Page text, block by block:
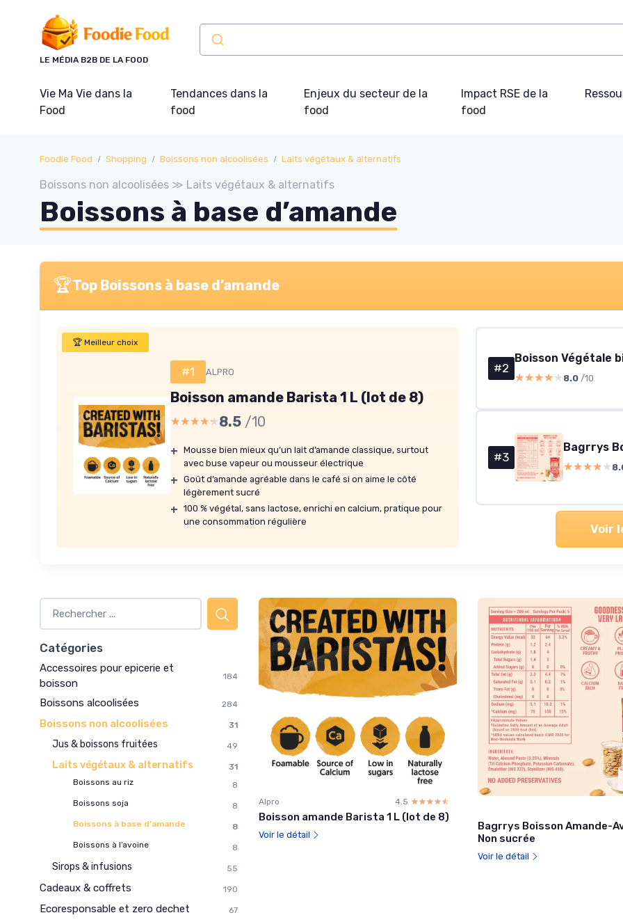
LE MÉDIA B2B DE LA FOOD
Vie Ma Vie dans la
Food
Tendances dans la
food
Enjeux du secteur de la
food
Impact RSE de la
food
Foodie Food Shopping Boissons non alcoolisées Laits végétaux & alternatifs
Boissons non alcoolisées ≫ Laits végétaux & alternatifs
Boissons à base d’amande
🏆Top Boissons à base d’amande
🏆 Meilleur choix
#1 ALPRO
Boisson amande Barista 1 L (lot de 8)
★★★★★
★★★★★8.5 /10
+ Mousse bien mieux qu’un lait d’amande classique, surtout
avec buse vapeur ou mousseur électrique
+ Goût d’amande agréable dans le café si on aime le côté
légèrement sucré
+ 100 % végétal, sans lactose, enrichi en calcium, pratique pour
une consommation régulière
#2
★★★★★
★★★★★ 8.0 /10
#3
Bagrrys
★★★★★
★★★★★
Voir
Catégories
Accessoires pour epicerie et
boisson
184
Boissons alcoolisées 284
Boissons non alcoolisées 31
Jus & boissons fruitées 49
Laits végétaux & alternatifs
31
Boissons au riz
8
Boissons soja
8
Boissons à base d’amande
8
Boissons à l’avoine
8
Sirops & infusions 55
Cadeaux & coffrets 190
Ecoresponsable et zero dechet 67
Alpro 4.5 ☆☆☆☆☆
★★★★★
Boisson amande Barista 1 L (lot de 8)
Voir le détail
Bagrrys Boisson Amande-
Non sucrée
Voir le détail